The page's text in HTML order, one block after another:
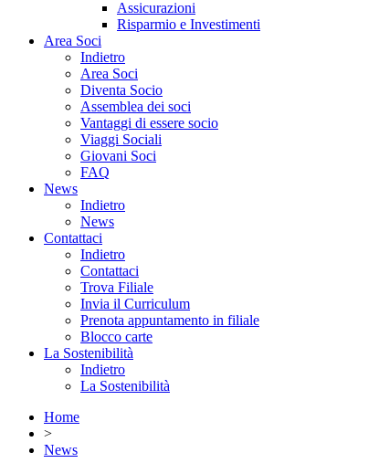
Assicurazioni
Risparmio e Investimenti
Area Soci
Indietro
Area Soci
Diventa Socio
Assemblea dei soci
Vantaggi di essere socio
Viaggi Sociali
Giovani Soci
FAQ
News
Indietro
News
Contattaci
Indietro
Contattaci
Trova Filiale
Invia il Curriculum
Prenota appuntamento in filiale
Blocco carte
La Sostenibilità
Indietro
La Sostenibilità
Home
>
News